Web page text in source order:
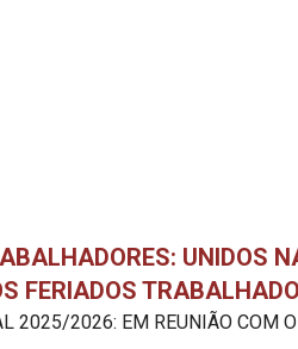
UNIDOS
FERIADOS
2025/2026: EM REUNIÃO COM